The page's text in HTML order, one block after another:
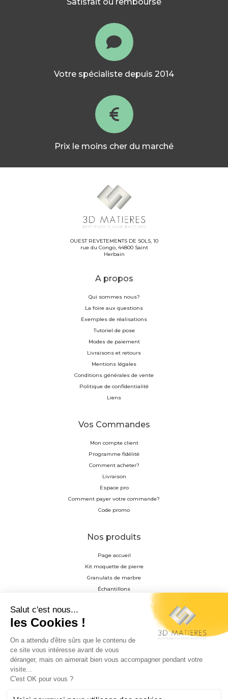
Votre spécialiste depuis 2014
Prix le moins cher du marché
OUEST REVETEMENTS DE SOLS, 10
rue du Congo, 44800 Saint
Herbain
A propos
Qui sommes nous?
La foire aux questions
Exemples de réalisations
Tutoriel de pose
Modes de paiement
Livraisons et retours
Mentions légales
Conditions générales de vente
Politique de confidentialité
Liens
Vos Commandes
Mon compte client
Programme fidélité
Comment acheter?
Livraison
Espace pro
Comment payer votre commande?
Code promo
Nos produits
Page accueil
Kit moquette de pierre
Granulats de marbre
Échantillons
Profilés en aluminium anodisés
Granulat photoluminescent
Entretien du tapis de pierre